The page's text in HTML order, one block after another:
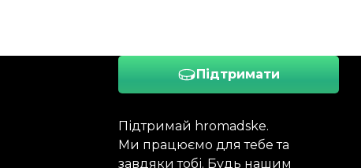
Підтримати
Підтримай hromadske.
Ми працюємо для тебе та
завдяки тобі. Будь нашим